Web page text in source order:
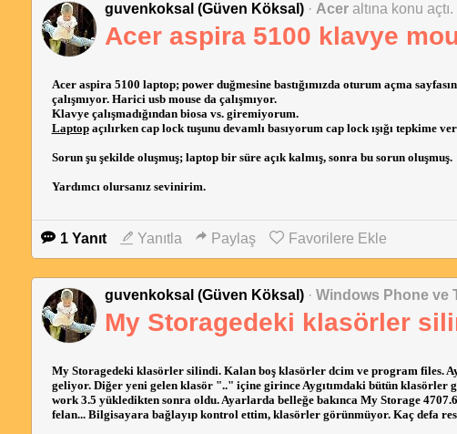
guvenkoksal (Güven Köksal) · Acer altına konu açtı.
Acer aspira 5100 klavye
Acer aspira 5100 laptop; power duğmesine bastığımızda oturum açma
çalışmıyor. Harici usb mouse da çalışmıyor.
Klavye çalışmadığından biosa vs. giremiyorum.
Laptopaçılırken cap lock tuşunu devamlı basıyorum cap lock ışığı tepkime
Sorun şu şekilde oluşmuş; laptop bir süre açık kalmış, sonra bu sorun oluşmuş.
Yardımcı olursanız sevinirim.
1 Yanıt Yanıtla Paylaş Favorilere Ekle
guvenkoksal (Güven Köksal) · Windows Phone ve
My Storagedeki klasörler
My Storagedeki klasörler silindi. Kalan boş klasörler dcim ve program files.
geliyor. Diğer yeni gelen klasör ".." içine girince Aygıtımdaki bütün klasörler
work 3.5 yükledikten sonra oldu. Ayarlarda belleğe bakınca My Storage
felan... Bilgisayara bağlayıp kontrol ettim, klasörler görünmüyor. Kaç defa